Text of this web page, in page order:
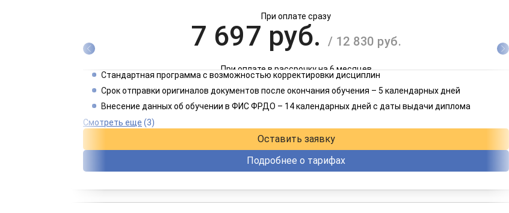
При оплате сразу
7 697 руб./ 12 830 руб.
При оплате в рассрочку на 6 месяцев
3 849 руб./ 6 415 руб.
Стандартная программа с возможностью корректировки дисциплин
Срок отправки оригиналов документов после окончания обучения – 5 календарных дней
Внесение данных об обучении в ФИС ФРДО – 14 календарных дней с даты выдачи диплома
Смотреть еще (3)
Оставить заявку
Подробнее о тарифах